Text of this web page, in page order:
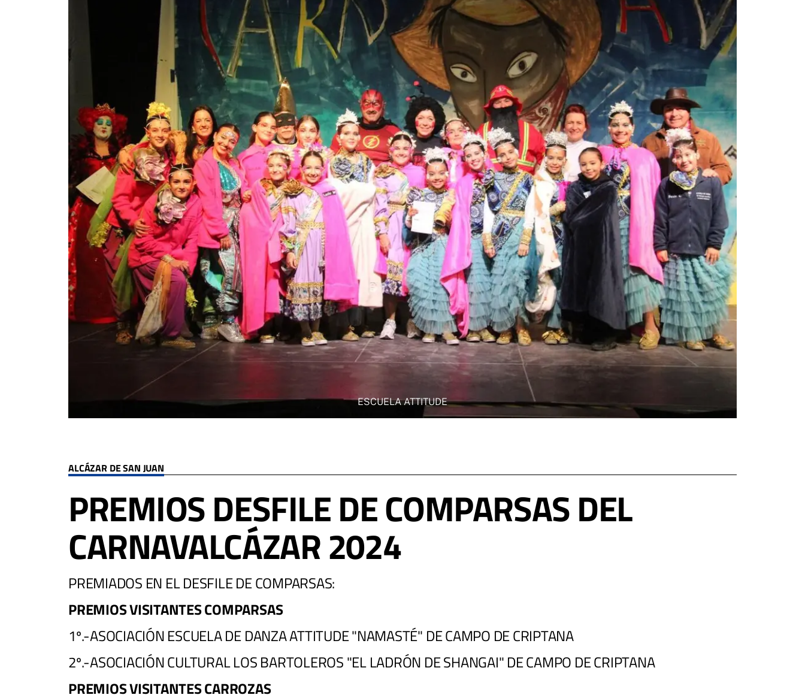
ALCÁZAR DE SAN JUAN
PREMIOS DESFILE DE COMPARSAS DEL
CARNAVALCÁZAR 2024
PREMIADOS EN EL DESFILE DE COMPARSAS:
PREMIOS VISITANTES COMPARSAS
1º.-ASOCIACIÓN ESCUELA DE DANZA ATTITUDE "NAMASTÉ" DE CAMPO DE CRIPTANA
2º.-ASOCIACIÓN CULTURAL LOS BARTOLEROS "EL LADRÓN DE SHANGAI" DE CAMPO DE CRIPTANA
PREMIOS VISITANTES CARROZAS
ESCUELA ATTITUDE